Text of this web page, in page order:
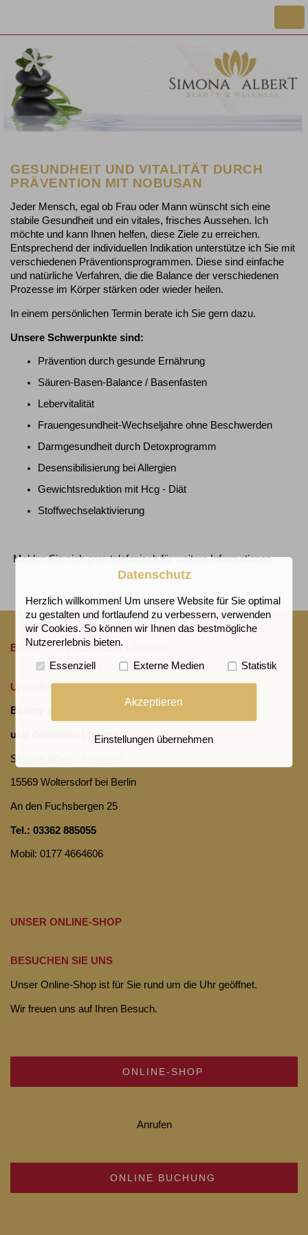
GESUNDHEIT UND VITALITÄT DURCH
PRÄVENTION MIT NOBUSAN
Jeder Mensch, egal ob Frau oder Mann wünscht sich eine
stabile Gesundheit und ein vitales, frisches Aussehen. Ich
möchte und kann Ihnen helfen, diese Ziele zu erreichen.
Entsprechend der individuellen Indikation unterstütze ich Sie mit
verschiedenen Präventionsprogrammen. Diese sind einfache
und natürliche Verfahren, die die Balance der verschiedenen
Prozesse im Körper stärken oder wieder heilen.
In einem persönlichen Termin berate ich Sie gern dazu.
Unsere Schwerpunkte sind:
Prävention durch gesunde Ernährung
Säuren-Basen-Balance / Basenfasten
Lebervitalität
Frauengesundheit-Wechseljahre ohne Beschwerden
Darmgesundheit durch Detoxprogramm
Desensibilisierung bei Allergien
Gewichtsreduktion mit Hcg - Diät
Stoffwechselaktivierung
Melden Sie sich gern telefonisch für weitere Informationen.
BEAUTY & WELLNESS LOUNGE
UNSERE STANDORTE
Beauty & Wellness Lounge
und Zweithaar Lounge
Simona Albert - Inhaberin
15569 Woltersdorf bei Berlin
An den Fuchsbergen 25
Tel.: 03362 885055
Mobil: 0177 4664606
UNSER ONLINE-SHOP
BESUCHEN SIE UNS
Unser Online-Shop ist für Sie rund um die Uhr geöffnet.
Wir freuen uns auf Ihren Besuch.
ONLINE-SHOP
Anrufen
ONLINE BUCHUNG
Datenschutz
Herzlich willkommen! Um unsere Website für Sie optimal
zu gestalten und fortlaufend zu verbessern, verwenden
wir Cookies. So können wir Ihnen das bestmögliche
Nutzererlebnis bieten.
Essenziell Externe Medien Statistik
Akzeptieren
Einstellungen übernehmen